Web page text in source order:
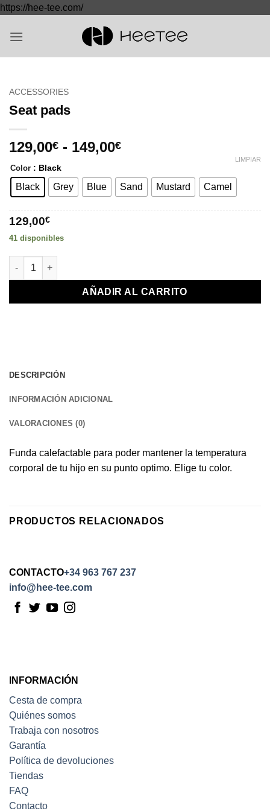
https://hee-tee.com/Saltar
contenido
ACCESSORIES
Seat pads
129,00€ - 149,00€Rango
precios:
desde
Color : Black
Black Grey Blue Sand Mustard Camel
LIMPIAR
129,00€
41 disponibles
Seat pads cantidad
AÑADIR AL CARRITO
DESCRIPCIÓN
INFORMACIÓN ADICIONAL
VALORACIONES (0)
Funda calefactable para poder mantener la temperatura
corporal de tu hijo en su punto optimo. Elige tu color.
PRODUCTOS RELACIONADOS
CONTACTO+34 963 767 237
info@hee-tee.com
INFORMACIÓN
Cesta de compra
Quiénes somos
Trabaja con nosotros
Garantía
Política de devoluciones
Tiendas
FAQ
Contacto